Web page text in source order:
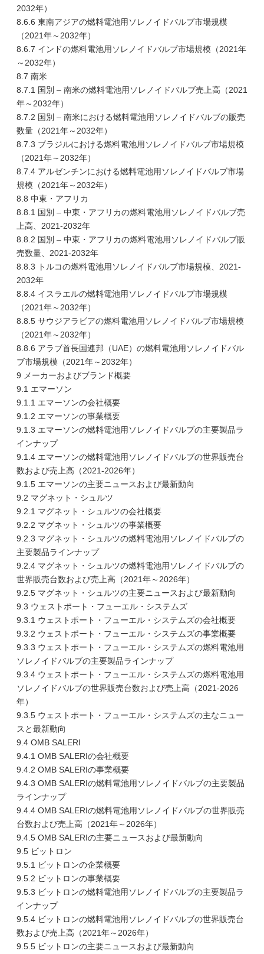
2032年）
8.6.6 東南アジアの燃料電池用ソレノイドバルブ市場規模
（2021年～2032年）
8.6.7 インドの燃料電池用ソレノイドバルブ市場規模（2021年
～2032年）
8.7 南米
8.7.1 国別 – 南米の燃料電池用ソレノイドバルブ売上高（2021
年～2032年）
8.7.2 国別 – 南米における燃料電池用ソレノイドバルブの販売
数量（2021年～2032年）
8.7.3 ブラジルにおける燃料電池用ソレノイドバルブ市場規模
（2021年～2032年）
8.7.4 アルゼンチンにおける燃料電池用ソレノイドバルブ市場
規模（2021年～2032年）
8.8 中東・アフリカ
8.8.1 国別 – 中東・アフリカの燃料電池用ソレノイドバルブ売
上高、2021-2032年
8.8.2 国別 – 中東・アフリカの燃料電池用ソレノイドバルブ販
売数量、2021-2032年
8.8.3 トルコの燃料電池用ソレノイドバルブ市場規模、2021-
2032年
8.8.4 イスラエルの燃料電池用ソレノイドバルブ市場規模
（2021年～2032年）
8.8.5 サウジアラビアの燃料電池用ソレノイドバルブ市場規模
（2021年～2032年）
8.8.6 アラブ首長国連邦（UAE）の燃料電池用ソレノイドバル
ブ市場規模（2021年～2032年）
9 メーカーおよびブランド概要
9.1 エマーソン
9.1.1 エマーソンの会社概要
9.1.2 エマーソンの事業概要
9.1.3 エマーソンの燃料電池用ソレノイドバルブの主要製品ラ
インナップ
9.1.4 エマーソンの燃料電池用ソレノイドバルブの世界販売台
数および売上高（2021-2026年）
9.1.5 エマーソンの主要ニュースおよび最新動向
9.2 マグネット・シュルツ
9.2.1 マグネット・シュルツの会社概要
9.2.2 マグネット・シュルツの事業概要
9.2.3 マグネット・シュルツの燃料電池用ソレノイドバルブの
主要製品ラインナップ
9.2.4 マグネット・シュルツの燃料電池用ソレノイドバルブの
世界販売台数および売上高（2021年～2026年）
9.2.5 マグネット・シュルツの主要ニュースおよび最新動向
9.3 ウェストポート・フューエル・システムズ
9.3.1 ウェストポート・フューエル・システムズの会社概要
9.3.2 ウェストポート・フューエル・システムズの事業概要
9.3.3 ウェストポート・フューエル・システムズの燃料電池用
ソレノイドバルブの主要製品ラインナップ
9.3.4 ウェストポート・フューエル・システムズの燃料電池用
ソレノイドバルブの世界販売台数および売上高（2021-2026
年）
9.3.5 ウェストポート・フューエル・システムズの主なニュー
スと最新動向
9.4 OMB SALERI
9.4.1 OMB SALERIの会社概要
9.4.2 OMB SALERIの事業概要
9.4.3 OMB SALERIの燃料電池用ソレノイドバルブの主要製品
ラインナップ
9.4.4 OMB SALERIの燃料電池用ソレノイドバルブの世界販売
台数および売上高（2021年～2026年）
9.4.5 OMB SALERIの主要ニュースおよび最新動向
9.5 ビットロン
9.5.1 ビットロンの企業概要
9.5.2 ビットロンの事業概要
9.5.3 ビットロンの燃料電池用ソレノイドバルブの主要製品ラ
インナップ
9.5.4 ビットロンの燃料電池用ソレノイドバルブの世界販売台
数および売上高（2021年～2026年）
9.5.5 ビットロンの主要ニュースおよび最新動向